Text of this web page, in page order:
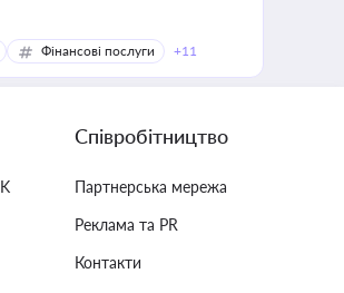
Фінансові послуги +11
Співробітництво
Партнерська мережа
Реклама та PR
Контакти